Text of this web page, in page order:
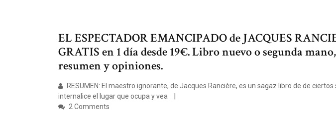
EL ESPECTADOR EMANCIPADO de JACQUES
GRATIS en 1 día desde 19€. Libro nuevo o segunda
resumen y opiniones.
RESUMEN: El maestro ignorante, de Jacques Rancière, es un sagaz libro de de
internalice el lugar que ocupa y vea
2 Comments